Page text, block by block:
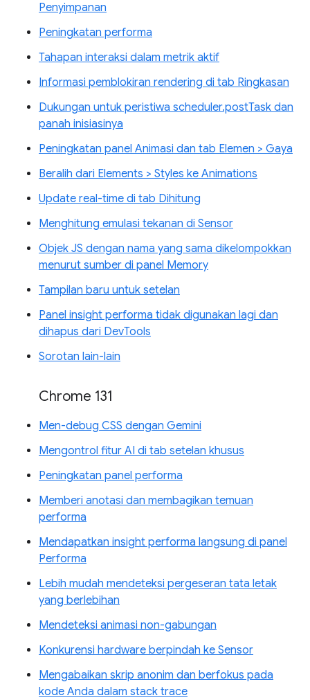
Penyimpanan
Peningkatan performa
Tahapan interaksi dalam metrik aktif
Informasi pemblokiran rendering di tab Ringkasan
Dukungan untuk peristiwa scheduler.postTask dan
panah inisiasinya
Peningkatan panel Animasi dan tab Elemen > Gaya
Beralih dari Elements > Styles ke Animations
Update real-time di tab Dihitung
Menghitung emulasi tekanan di Sensor
Objek JS dengan nama yang sama dikelompokkan
menurut sumber di panel Memory
Tampilan baru untuk setelan
Panel insight performa tidak digunakan lagi dan
dihapus dari DevTools
Sorotan lain-lain
Chrome 131
Men-debug CSS dengan Gemini
Mengontrol fitur AI di tab setelan khusus
Peningkatan panel performa
Memberi anotasi dan membagikan temuan
performa
Mendapatkan insight performa langsung di panel
Performa
Lebih mudah mendeteksi pergeseran tata letak
yang berlebihan
Mendeteksi animasi non-gabungan
Konkurensi hardware berpindah ke Sensor
Mengabaikan skrip anonim dan berfokus pada
kode Anda dalam stack trace